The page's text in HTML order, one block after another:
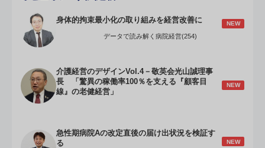
身体的拘束最小化の取り組みを経営改善に NEW
データで読み解く病院経営(254)
介護経営のデザインVol.4－敬英会光山誠理事
長 「驚異の稼働率100％を支える『顧客目
線』の老健経営」
NEW
急性期病院Aの改定直後の届け出状況を検証す
る
NEW